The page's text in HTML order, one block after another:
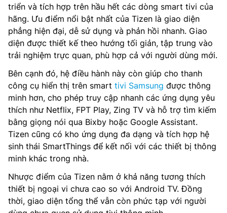
triển và tích hợp trên hầu hết các dòng smart tivi của
hãng. Ưu điểm nổi bật nhất của Tizen là giao diện
phẳng hiện đại, dễ sử dụng và phản hồi nhanh. Giao
diện được thiết kế theo hướng tối giản, tập trung vào
trải nghiệm trực quan, phù hợp cả với người dùng mới.
Bên cạnh đó, hệ điều hành này còn giúp cho thanh
công cụ hiển thị trên smart tivi Samsung được thông
minh hơn, cho phép truy cập nhanh các ứng dụng yêu
thích như Netflix, FPT Play, Zing TV và hỗ trợ tìm kiếm
bằng giọng nói qua Bixby hoặc Google Assistant.
Tizen cũng có kho ứng dụng đa dạng và tích hợp hệ
sinh thái SmartThings để kết nối với các thiết bị thông
minh khác trong nhà.
Nhược điểm của Tizen nằm ở khả năng tương thích
thiết bị ngoại vi chưa cao so với Android TV. Đồng
thời, giao diện tổng thể vẫn còn phức tạp với người